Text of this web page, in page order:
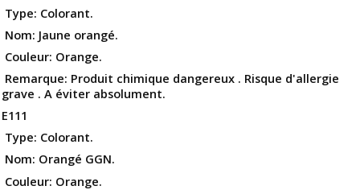
Type: Colorant.
Nom: Jaune orangé.
Couleur: Orange.
Remarque: Produit chimique dangereux . Risque d'allergie
grave . A éviter absolument.
E111
Type: Colorant.
Nom: Orangé GGN.
Couleur: Orange.